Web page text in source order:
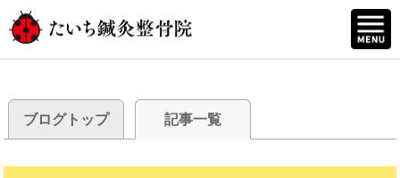
ブログトップ 記事一覧